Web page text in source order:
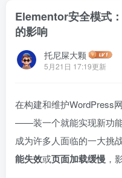
Elementor安全模式
的影响
托尼屎大颗
5月21日 17:19更新
在构建和维护WordPress
——装一个就能实现新功
成为许多人面临的一大挑
能失效或页面加载缓慢 ，